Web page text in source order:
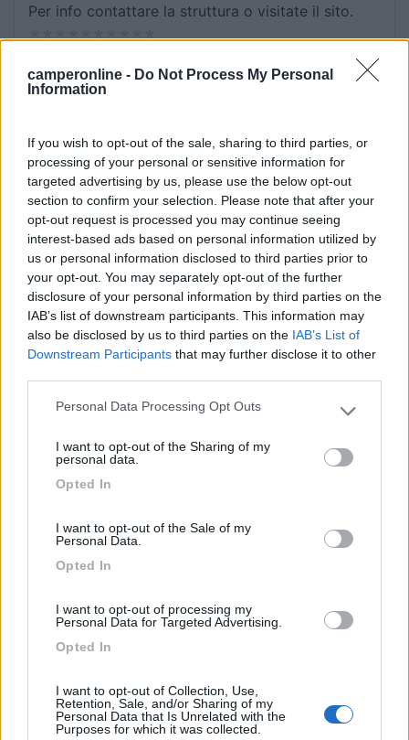
camperonline - Do Not Process My Personal
Information
If you wish to opt-out of the sale, sharing to third parties, or
processing of your personal or sensitive information for
targeted advertising by us, please use the below opt-out
section to confirm your selection. Please note that after your
opt-out request is processed you may continue seeing
interest-based ads based on personal information utilized by
us or personal information disclosed to third parties prior to
your opt-out. You may separately opt-out of the further
disclosure of your personal information by third parties on the
IAB’s list of downstream participants. This information may
also be disclosed by us to third parties on the IAB’s List of
Downstream Participants that may further disclose it to other
Please note that this website/app uses one or more Google
not limited to your visit or usage behaviour. You may click to
use your data for below specified purposes in below Google
Personal Data Processing Opt Outs
I want to opt-out of the Sharing of my
personal data.
Opted In
I want to opt-out of the Sale of my
Personal Data.
Opted In
I want to opt-out of processing my
Personal Data for Targeted Advertising.
Opted In
I want to opt-out of Collection, Use,
Retention, Sale, and/or Sharing of my
Personal Data that Is Unrelated with the
Purposes for which it was collected.
Per info contattare la struttura o visitate il sito.
Camping inserito in una pineta con piazzole
grandi, quasi totalmente all'ombra e ventilato
praticamente in spiaggia con un mare stupendo,
ambiente rilassante, docce calde gratuite, blocco
servizi pulito e curato, personale gentilissimo.
Avremmo voluto fermarci di più, merita.
Accoglienza Caratteristiche Posizione
Pulizia
AnnaV 22/08/2023 8:00
Sosta 1-9/08/2023: campeggio sul mare, all'ombra
di una pineta, ambiente piacevole e rilassante, con
bagni/docce ben tenuti, funzionanti, docce calde
gratuite, blocco lavandino stoviglie/panni molto
datato e con acqua non potabile. Son presenti
di cloro e di colore opaco. È presente un bar con
un piccolo banchetto frigo che funge da
minimarket, per la spesa giornaliera ci sono gli
presente ma poco organizzata. Costi nella media.